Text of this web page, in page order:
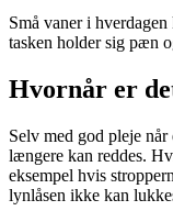
Små vaner i
tasken holder sig pæn
Hvornår er
Selv med god pleje
længere kan reddes.
eksempel hvis
lynlåsen ikke kan